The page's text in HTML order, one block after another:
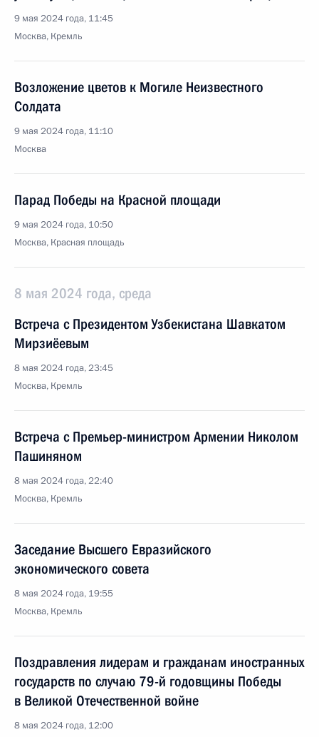
9 мая 2024 года, 11:45
Москва, Кремль
Возложение цветов к Могиле Неизвестного
Солдата
9 мая 2024 года, 11:10
Москва
Парад Победы на Красной площади
9 мая 2024 года, 10:50
Москва, Красная площадь
8 мая 2024 года, среда
Встреча с Президентом Узбекистана Шавкатом
Мирзиёевым
8 мая 2024 года, 23:45
Москва, Кремль
Встреча с Премьер-министром Армении Николом
Пашиняном
8 мая 2024 года, 22:40
Москва, Кремль
Заседание Высшего Евразийского
экономического совета
8 мая 2024 года, 19:55
Москва, Кремль
Поздравления лидерам и гражданам иностранных
государств по случаю 79-й годовщины Победы
в Великой Отечественной войне
8 мая 2024 года, 12:00